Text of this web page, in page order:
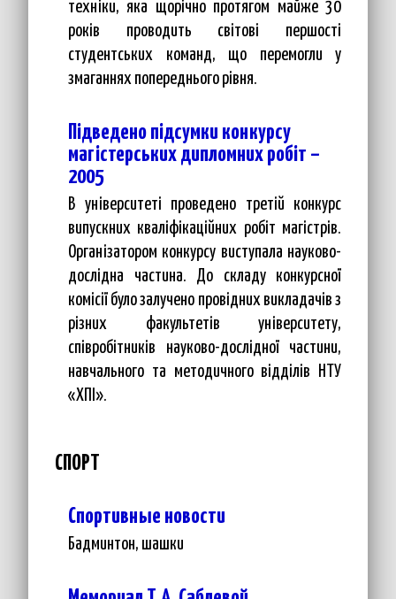
техніки, яка щорічно протягом майже 30
років проводить світові першості
студентських команд, що перемогли у
змаганнях попереднього рівня.
Підведено підсумки конкурсу
магістерських дипломних робіт –
2005
В університеті проведено третій конкурс
випускних кваліфікаційних робіт магістрів.
Організатором конкурсу виступала науково-
дослідна частина. До складу конкурсної
комісії було залучено провідних викладачів з
різних факультетів університету,
співробітників науково-дослідної частини,
навчального та методичного відділів НТУ
«ХПІ».
СПОРТ
Спортивные новости
Бадминтон, шашки